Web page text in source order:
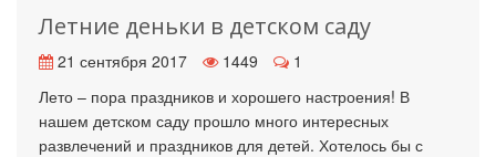
Летние деньки в детском саду
21 сентября 2017 1449
1
Лето – пора праздников и хорошего настроения! В
нашем детском саду прошло много интересных
развлечений и праздников для детей. Хотелось бы с